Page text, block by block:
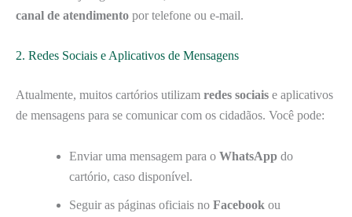
canal de atendimento por telefone ou e-mail.
2. Redes Sociais e Aplicativos de Mensagens
Atualmente, muitos cartórios utilizam redes sociais e aplicativos
de mensagens para se comunicar com os cidadãos. Você pode:
Enviar uma mensagem para o WhatsApp do
cartório, caso disponível.
Seguir as páginas oficiais no Facebook ou